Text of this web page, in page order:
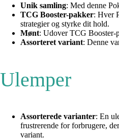
Unik samling: Med denne
TCG Booster-pakker: Hver
strategier og styrke dit hold.
Mønt: Udover TCG Booster-
Assorteret variant: Denne
Ulemper
Assorterede varianter: En
frustrerende for forbrugere,
variant.